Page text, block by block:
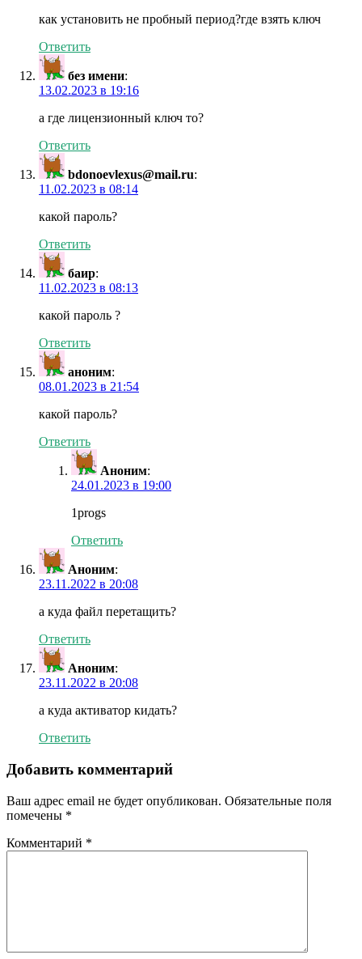
как установить не пробный период?где взять ключ
Ответить
без имени:
13.02.2023 в 19:16
а где лицензионный ключ то?
Ответить
bdonoevlexus@mail.ru:
11.02.2023 в 08:14
какой пароль?
Ответить
баир:
11.02.2023 в 08:13
какой пароль ?
Ответить
аноним:
08.01.2023 в 21:54
какой пароль?
Ответить
Аноним:
24.01.2023 в 19:00
1progs
Ответить
Аноним:
23.11.2022 в 20:08
а куда файл перетащить?
Ответить
Аноним:
23.11.2022 в 20:08
а куда активатор кидать?
Ответить
Добавить комментарий
Ваш адрес email не будет опубликован. Обязательные поля
помечены *
Комментарий *